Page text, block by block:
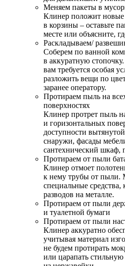
Меняем пакеты в
Клинер положит
в корзины – оставьте
месте или объясните,
Раскладываем/
Соберем по ванной
в аккуратную
вам требуется особая
разложить вещи по
заранее оператору.
Протираем пыль на
поверхностях
Клинер протрет пыль
и горизонтальных
доступности
снаружи, фасады
сантехнический шкаф,
Протираем от пыли
Клинер отмоет
к нему трубы от пыли.
специальные средства,
разводов на металле.
Протираем от пыли
и туалетной бумаги
Протираем от пыли
Клинер аккуратно
учитывая материал
не будем протирать
или царапать